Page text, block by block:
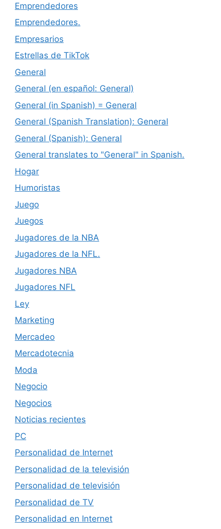
Emprendedores
Emprendedores.
Empresarios
Estrellas de TikTok
General
General (en español: General)
General (in Spanish) = General
General (Spanish Translation): General
General (Spanish): General
General translates to "General" in Spanish.
Hogar
Humoristas
Juego
Juegos
Jugadores de la NBA
Jugadores de la NFL.
Jugadores NBA
Jugadores NFL
Ley
Marketing
Mercadeo
Mercadotecnia
Moda
Negocio
Negocios
Noticias recientes
PC
Personalidad de Internet
Personalidad de la televisión
Personalidad de televisión
Personalidad de TV
Personalidad en Internet